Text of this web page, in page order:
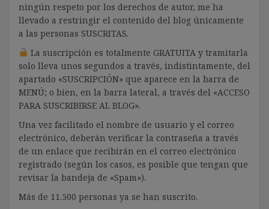
ningún respeto por los derechos de autor, me ha
llevado a restringir el contenido del blog únicamente
a las personas SUSCRITAS.
La suscripción es totalmente GRATUITA y tramitarla
solo lleva unos segundos a través, indistintamente, del
apartado «SUSCRIPCIÓN» que aparece en la barra de
MENÚ; o bien, en la barra lateral, a través del «ACCESO
PARA SUSCRIBIRSE AL BLOG».
Una vez facilitado el nombre de usuario y el correo
electrónico, deberán verificar la contraseña a través
de un enlace que recibirán en el correo electrónico
registrado (según los casos, es posible que tengan que
revisar la bandeja de «Spam»).
Más de 11.500 personas ya se han suscrito.